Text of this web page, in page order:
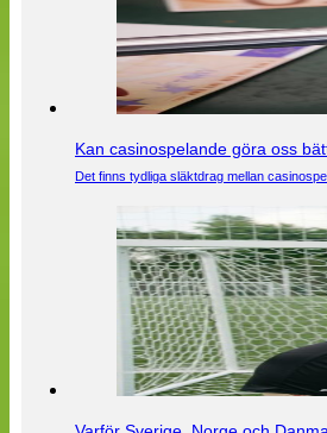
Kan casinospelande göra oss
Det finns tydliga släktdrag mellan